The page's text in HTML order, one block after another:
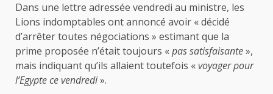
Dans une lettre adressée vendredi au ministre, les
Lions indomptables ont annoncé avoir « décidé
d’arrêter toutes négociations » estimant que la
prime proposée n’était toujours «pas satisfaisante»,
mais indiquant qu’ils allaient toutefois «voyager pour
l’Egypte ce vendredi».